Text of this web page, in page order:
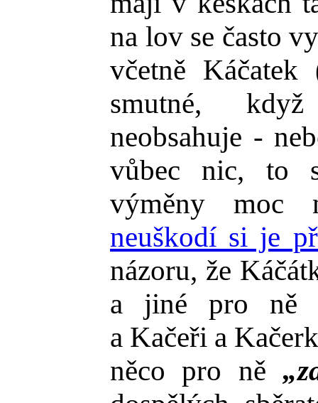
na lov se často
včetně
smutné,
neobsahuje -
vůbec nic, to
výměny moc
neuškodí si je
názoru, že
a jiné pro ně
a Kačeři a
něco pro ně